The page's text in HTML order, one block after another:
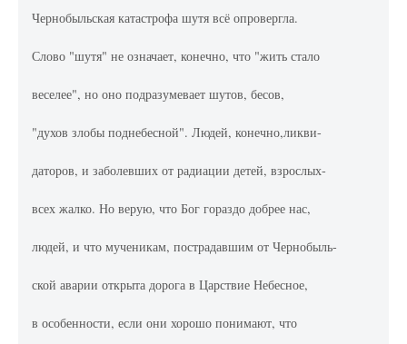
Чернобыльская катастрофа шутя всё опровергла.
Слово "шутя" не означает, конечно, что "жить стало
веселее", но оно подразумевает шутов, бесов,
"духов злобы поднебесной". Людей, конечно,ликви-
даторов, и заболевших от радиации детей, взрослых-
всех жалко. Но верую, что Бог гораздо добрее нас,
людей, и что мученикам, пострадавшим от Чернобыль-
ской аварии открыта дорога в Царствие Небесное,
в особенности, если они хорошо понимают, что